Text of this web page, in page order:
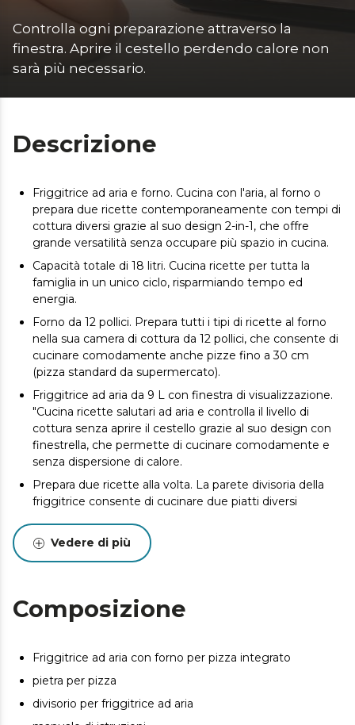
Controlla ogni preparazione attraverso la
finestra. Aprire il cestello perdendo calore non
sarà più necessario.
Descrizione
Friggitrice ad aria e forno. Cucina con l'aria, al forno o
prepara due ricette contemporaneamente con tempi di
cottura diversi grazie al suo design 2-in-1, che offre
grande versatilità senza occupare più spazio in cucina.
Capacità totale di 18 litri. Cucina ricette per tutta la
famiglia in un unico ciclo, risparmiando tempo ed
energia.
Forno da 12 pollici. Prepara tutti i tipi di ricette al forno
nella sua camera di cottura da 12 pollici, che consente di
cucinare comodamente anche pizze fino a 30 cm
(pizza standard da supermercato).
Friggitrice ad aria da 9 L con finestra di visualizzazione.
"Cucina ricette salutari ad aria e controlla il livello di
cottura senza aprire il cestello grazie al suo design con
finestrella, che permette di cucinare comodamente e
senza dispersione di calore.
Prepara due ricette alla volta. La parete divisoria della
friggitrice consente di cucinare due piatti diversi
perdere prestazioni.
Sincronizza la cottura dei cestelli della friggitrice.
gustare entrambe le ricette appena cucinate.
e perfetta.
Pizze fatte in casa perfette. Pizza Stone: consente di
cucinare come un vero pizzaiolo, ottenendo una base
croccante e una cottura uniforme.
Vedere di più
Composizione
Friggitrice ad aria con forno per pizza integrato
pietra per pizza
divisorio per friggitrice ad aria